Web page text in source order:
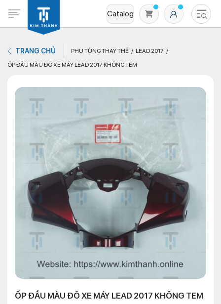
Catalog
Không có sản phẩm nào trong giỏ hàng
TRANG CHỦ PHỤ TÙNG THAY THẾ
LEAD 2017
ỐP ĐẦU MÀU ĐÔ XE MÁY LEAD 2017 KHÔNG TEM
ỐP ĐẦU MÀU ĐÔ XE MÁY LEAD 2017 KHÔNG TEM